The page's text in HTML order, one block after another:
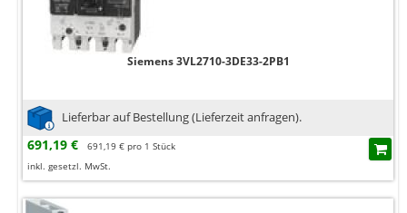
Siemens 3VL2710-3DE33-2PB1
Lieferbar auf Bestellung (Lieferzeit anfragen).
691,19 €
691,19 € pro 1 Stück
inkl. gesetzl. MwSt.